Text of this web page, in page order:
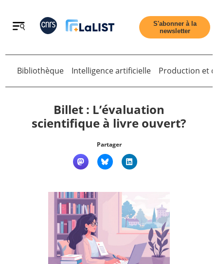
Retour
Qui sommes nous ?
S'abonner à la
newsletter
Retour
Bibliothèque Intelligence artificielle Production et
Billet : L’évaluation
scientifique à livre ouvert?
Partager